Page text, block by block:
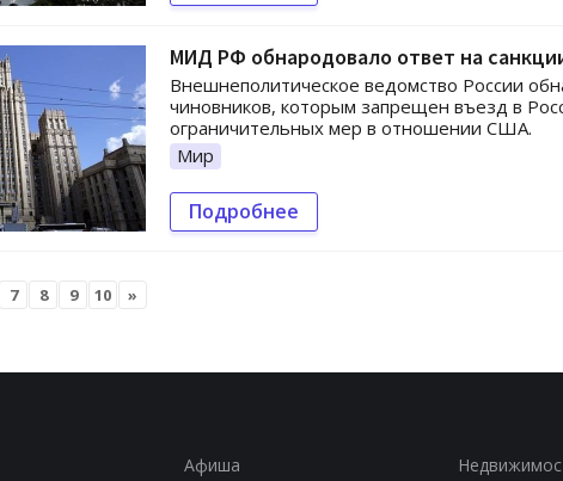
МИД РФ обнародовало ответ на
Внешнеполитическое ведомство России
чиновников, которым запрещен въезд в
ограничительных мер в отношении США.
Мир
Подробнее
7 8 9 10 »
Афиша